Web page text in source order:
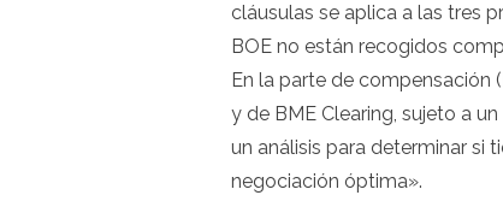
cláusulas se aplica a las tres
BOE no están recogidos
En la parte de compensación
y de BME Clearing, sujeto a
un análisis para determinar si
negociación óptima».